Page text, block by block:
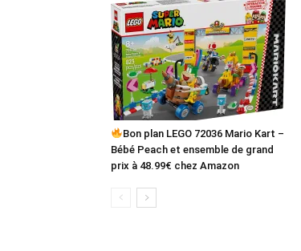
Bon plan LEGO 72036 Mario Kart –
Bébé Peach et ensemble de grand
prix à 48.99€ chez Amazon